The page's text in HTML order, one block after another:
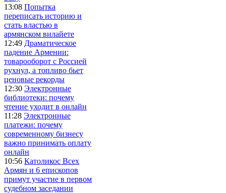
13:08 Попытка
переписать историю и
стать властью в
армянском вилайете
12:49 Драматическое
падение Армении:
товарооборот с Россией
рухнул, а топливо бьет
ценовые рекорды
12:30 Электронные
библиотеки: почему
чтение уходит в онлайн
11:28 Электронные
платежи: почему
современному бизнесу
важно принимать оплату
онлайн
10:56 Католикос Всех
Армян и 6 епископов
примут участие в первом
судебном заседании